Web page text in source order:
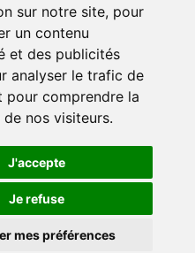
sur notre site, pour
un contenu
et des publicités
analyser le trafic de
pour comprendre la
nos visiteurs.
J'accepte
Je refuse
mes préférences